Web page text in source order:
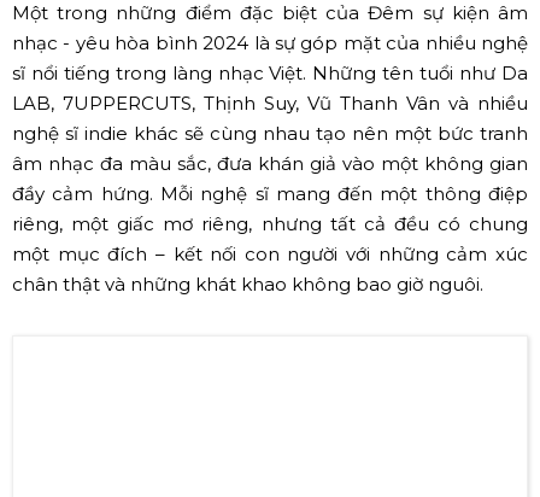
Một trong những điểm đặc biệt của Đêm sự kiện âm
nhạc - yêu hòa bình 2024 là sự góp mặt của nhiều nghệ
sĩ nổi tiếng trong làng nhạc Việt. Những tên tuổi như Da
LAB, 7UPPERCUTS, Thịnh Suy, Vũ Thanh Vân và nhiều
nghệ sĩ indie khác sẽ cùng nhau tạo nên một bức tranh
âm nhạc đa màu sắc, đưa khán giả vào một không gian
đầy cảm hứng. Mỗi nghệ sĩ mang đến một thông điệp
riêng, một giấc mơ riêng, nhưng tất cả đều có chung
một mục đích – kết nối con người với những cảm xúc
chân thật và những khát khao không bao giờ nguôi.